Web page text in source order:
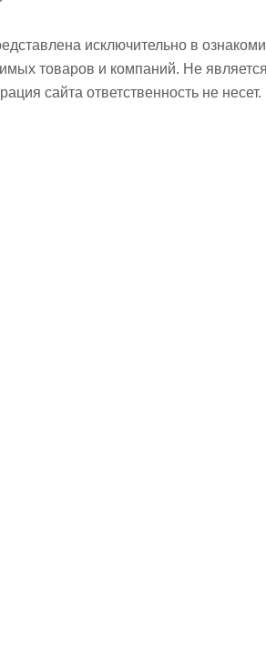
исключительно в
товаров и компаний. Не
сайта ответственность не несет.